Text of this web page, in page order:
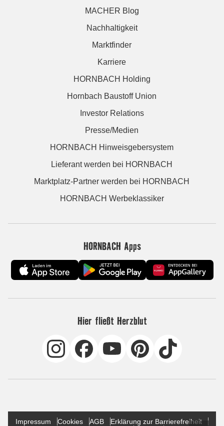
MACHER Blog
Nachhaltigkeit
Marktfinder
Karriere
HORNBACH Holding
Hornbach Baustoff Union
Investor Relations
Presse/Medien
HORNBACH Hinweisgebersystem
Lieferant werden bei HORNBACH
Marktplatz-Partner werden bei HORNBACH
HORNBACH Werbeklassiker
HORNBACH Apps
Hier fließt Herzblut
Impressum Cookies AGB
Erklärung zur Barrierefreiheit